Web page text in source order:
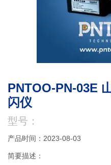
PNTOO-PN-03E
闪仪
型号：
产品时间：2023-08-03
简要描述：